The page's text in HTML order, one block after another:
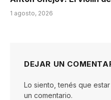
1 agosto, 2026
DEJAR UN
Lo siento, tenés que estar
un comentario.